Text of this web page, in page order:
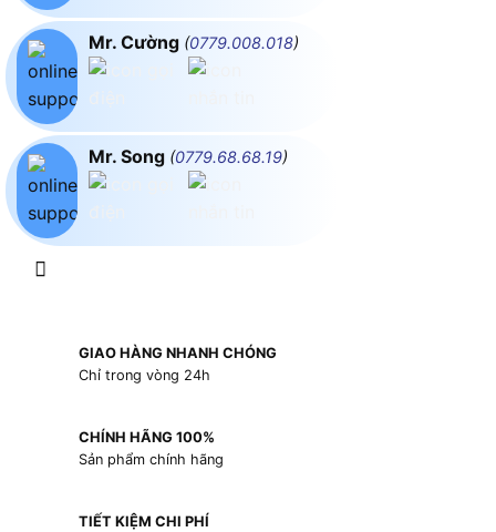
Mr. Cường (0779.008.018)
Mr. Song (0779.68.68.19)
GIAO HÀNG NHANH CHÓNG
Chỉ trong vòng 24h
CHÍNH HÃNG 100%
Sản phẩm chính hãng
TIẾT KIỆM CHI PHÍ